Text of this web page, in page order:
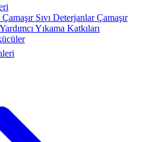
Çamaşır Sıvı DeterjanlarÇamaşır
Yardımcı Yıkama Katkıları